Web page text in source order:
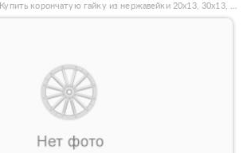
Купить корончатую гайку из нержавейки 20х13, 30х13, …